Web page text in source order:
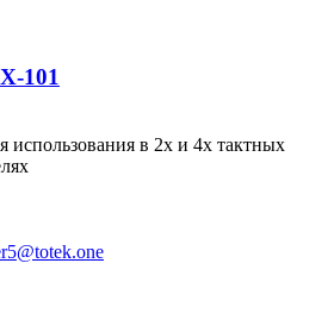
101
использования в 2х и 4х тактных